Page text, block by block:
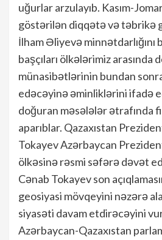
uğurlar arzulayıb. Kasım-
göstərilən diqqətə və təbrikə
İlham Əliyevə
başçıları ölkələrimiz arasında
münasibətlərinin bundan
edəcəyinə əminliklərini ifadə
doğuran məsələlər ətrafında
aparıblar. Qazaxıstan
Tokayev Azərbaycan
ölkəsinə rəsmi səfərə dəvət
Cənab Tokayev son
geosiyasi mövqeyini nəzərə
siyasəti davam etdirəcəyini
Azərbaycan-Qazaxıstan